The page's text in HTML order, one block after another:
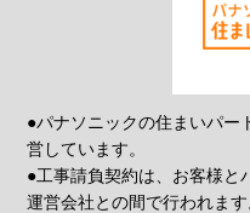
●パナソニックの住まいパー
営しています。
●工事請負契約は、お客様と
運営会社との間で行われます